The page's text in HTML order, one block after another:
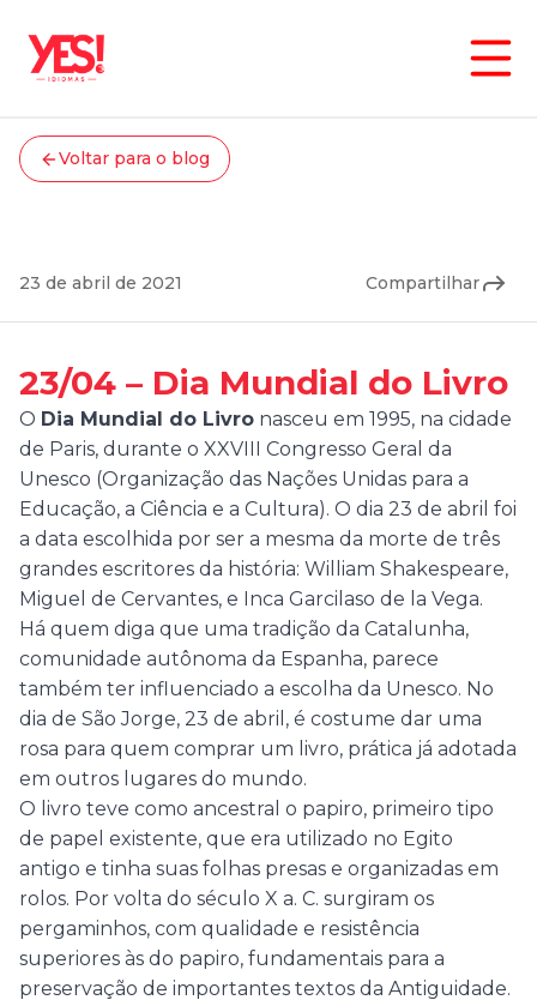
Voltar para o blog
Cultura
23 de abril de 2021 Compartilhar
23/04 – Dia Mundial do Livro
O Dia Mundial do Livro nasceu em 1995, na cidade
de Paris, durante o XXVIII Congresso Geral da
Unesco (Organização das Nações Unidas para a
Educação, a Ciência e a Cultura). O dia 23 de abril foi
a data escolhida por ser a mesma da morte de três
grandes escritores da história: William Shakespeare,
Miguel de Cervantes, e Inca Garcilaso de la Vega.
Há quem diga que uma tradição da Catalunha,
comunidade autônoma da Espanha, parece
também ter influenciado a escolha da Unesco. No
dia de São Jorge, 23 de abril, é costume dar uma
rosa para quem comprar um livro, prática já adotada
em outros lugares do mundo.
O livro teve como ancestral o papiro, primeiro tipo
de papel existente, que era utilizado no Egito
antigo e tinha suas folhas presas e organizadas em
rolos. Por volta do século X a. C. surgiram os
pergaminhos, com qualidade e resistência
superiores às do papiro, fundamentais para a
preservação de importantes textos da Antiguidade.